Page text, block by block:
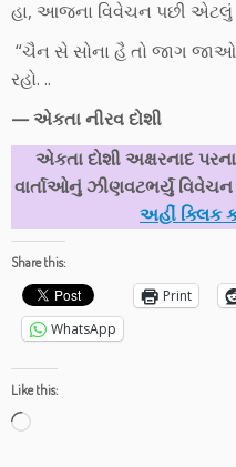
હા, આજના વિવેચન પછી
“ચૈન સે સોના હૈ તો જાગ
રહો. ..
— એકતા નીરવ દોશી
એકતા દોશી અક્ષરનાદ
વાર્તાઓનું ઝીણવટભર્યું
અહીં ક્લિક
Share this:
Print
WhatsApp
Like this:
Loading…